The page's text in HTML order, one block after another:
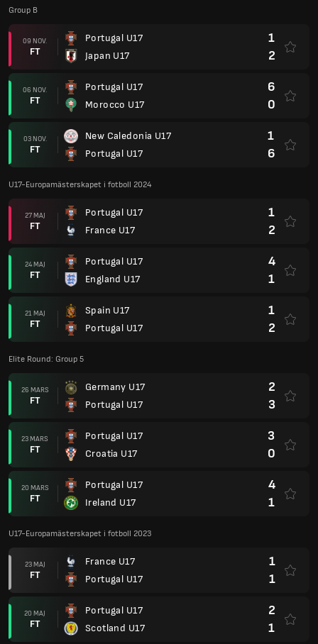
Group B
09 NOV.
FT
Portugal U17
Japan U17
1
2
06 NOV.
FT
Portugal U17
Morocco U17
6
0
03 NOV.
FT
New Caledonia U17
Portugal U17
1
6
U17-Europamästerskapet i fotboll 2024
27 MAJ
FT
Portugal U17
France U17
1
2
24 MAJ
FT
Portugal U17
England U17
4
1
21 MAJ
FT
Spain U17
Portugal U17
1
2
Elite Round: Group 5
26 MARS
FT
Germany U17
Portugal U17
2
3
23 MARS
FT
Portugal U17
Croatia U17
3
0
20 MARS
FT
Portugal U17
Ireland U17
4
1
U17-Europamästerskapet i fotboll 2023
23 MAJ
FT
France U17
Portugal U17
1
1
20 MAJ
FT
Portugal U17
Scotland U17
2
1